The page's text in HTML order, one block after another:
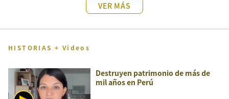
VER MÁS
HISTORIAS + Videos
Destruyen patrimonio de más de
mil años en Perú